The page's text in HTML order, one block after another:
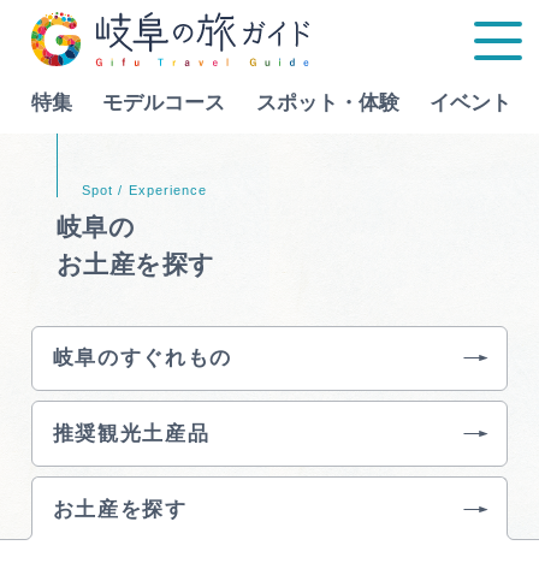
特集 モデルコース スポット・体験 イベント
特集
スポット・体験
イベント
グルメ
Language
行きたいリストを見る
岐阜の
お土産を探す
岐阜のすぐれもの
推奨観光土産品
お土産を探す